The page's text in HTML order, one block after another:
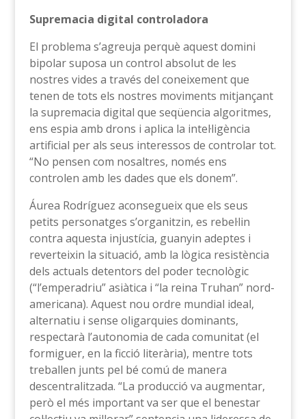
Supremacia digital controladora
El problema s’agreuja perquè aquest domini
bipolar suposa un control absolut de les
nostres vides a través del coneixement que
tenen de tots els nostres moviments mitjançant
la supremacia digital que seqüencia algoritmes,
ens espia amb drons i aplica la intel·ligència
artificial per als seus interessos de controlar tot.
“No pensen com nosaltres, només ens
controlen amb les dades que els donem”.
Áurea Rodríguez aconsegueix que els seus
petits personatges s’organitzin, es rebel·lin
contra aquesta injustícia, guanyin adeptes i
reverteixin la situació, amb la lògica resistència
dels actuals detentors del poder tecnològic
(“l’emperadriu” asiàtica i “la reina Truhan” nord-
americana). Aquest nou ordre mundial ideal,
alternatiu i sense oligarquies dominants,
respectarà l’autonomia de cada comunitat (el
formiguer, en la ficció literària), mentre tots
treballen junts pel bé comú de manera
descentralitzada. “La producció va augmentar,
però el més important va ser que el benestar